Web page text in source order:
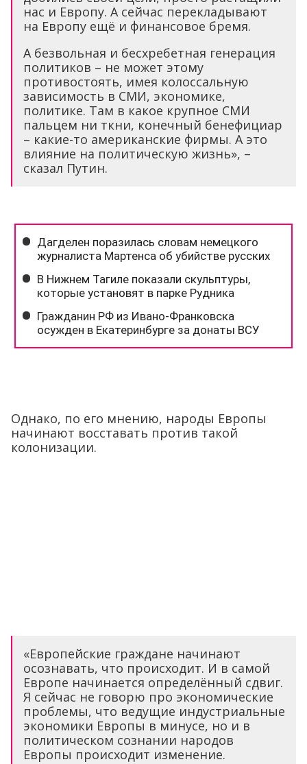
нас и Европу. А сейчас перекладывают
на Европу ещё и финансовое бремя.
А безвольная и бесхребетная генерация
политиков – не может этому
противостоять, имея колоссальную
зависимость в СМИ, экономике,
политике. Там в какое крупное СМИ
пальцем ни ткни, конечный бенефициар
– какие-то американские фирмы. А это
влияние на политическую жизнь», –
сказал Путин.
Однако, по его мнению, народы Европы
начинают восставать против такой
колонизации.
«Европейские граждане начинают
осознавать, что происходит. И в самой
Европе начинается определённый сдвиг.
Я сейчас не говорю про экономические
проблемы, что ведущие индустриальные
экономики Европы в минусе, но и в
политическом сознании народов
Европы происходит изменение.